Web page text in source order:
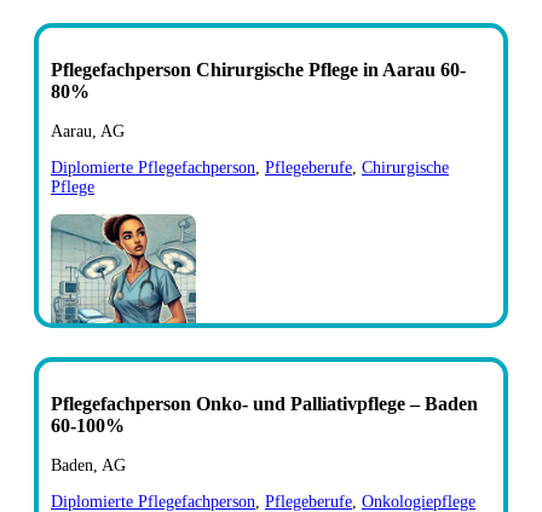
Pflegefachperson Chirurgische Pflege in Aarau 60-
80%
Aarau, AG
Diplomierte Pflegefachperson Pflegeberufe Chirurgische
Pflege
Pflegefachperson Onko- und Palliativpflege – Baden
60-100%
Baden, AG
Diplomierte Pflegefachperson Pflegeberufe Onkologiepflege